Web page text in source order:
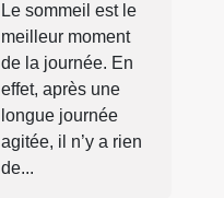
Le sommeil est le
meilleur moment
de la journée. En
effet, après une
longue journée
agitée, il n’y a rien
de...